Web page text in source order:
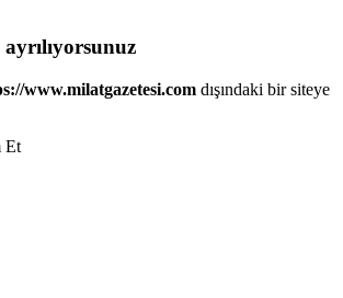
www.milatgazetesi.com dışındaki bir siteye
Et